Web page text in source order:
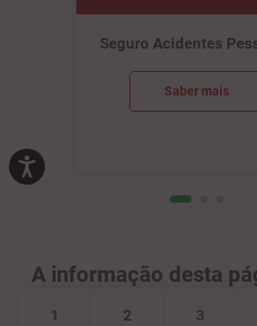
Seguro Acidentes
Saber mais
A informação desta
1 2 3